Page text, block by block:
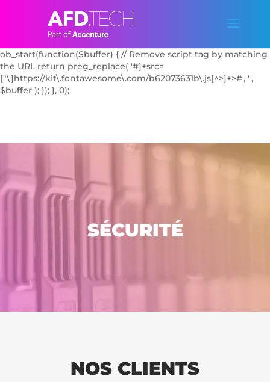
FontAwesome Kit script by handle if known
wp_dequeue_script('font-awesome'); // Try common handle //
ob_start(function($buffer) { // Remove script tag by matching
the URL return preg_replace( '#]+src=
["\']https://kit\.fontawesome\.com/b62073631b\.js[^>]+>#', '',
$buffer ); }); }, 0);
SÉCURITÉ
NOS CLIENTS